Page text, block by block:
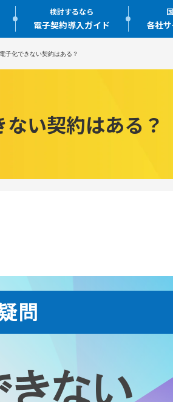
検討するなら
電子契約導入ガイド 各社
電子化できない契約はある？
い契約はある？